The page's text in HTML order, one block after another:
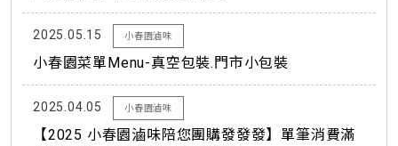
2025.05.15 小春園滷味
小春園菜單Menu-真空包裝.門市小包裝
2025.04.05 小春園滷味
【2025 小春園滷味陪您團購發發發】單筆消費滿